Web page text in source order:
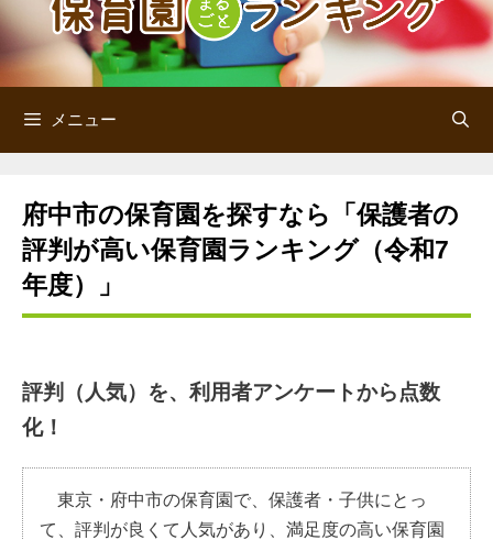
ス
ッ
メニュー
府中市の保育園を探すなら「保護者の
評判が高い保育園ランキング（令和7
年度）」
評判（人気）を、利用者アンケートから点数
化！
東京・府中市の保育園で、保護者・子供にとっ
て、評判が良くて人気があり、満足度の高い保育園